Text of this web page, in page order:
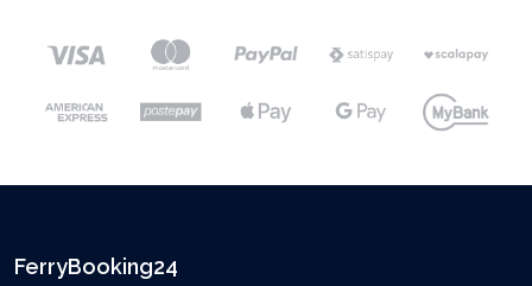
FerryBooking24